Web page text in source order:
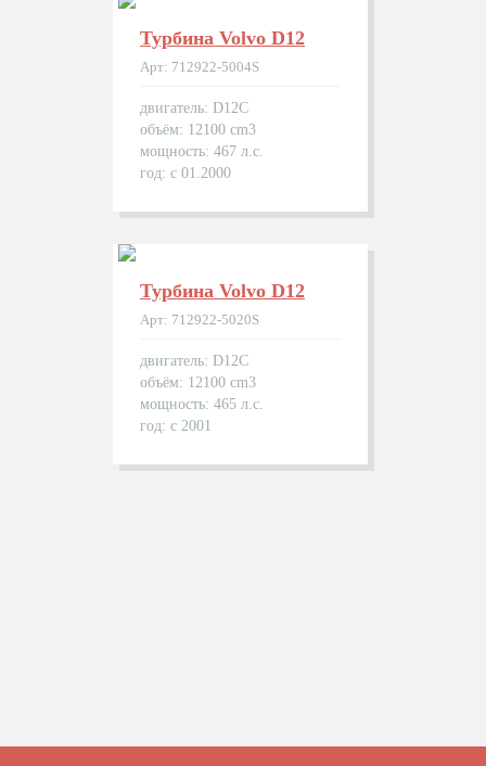
Турбина Volvo D12
Арт: 712922-5004S
двигатель: D12C
объём: 12100 cm3
мощность: 467 л.с.
год: с 01.2000
Турбина Volvo D12
Арт: 712922-5020S
двигатель: D12C
объём: 12100 cm3
мощность: 465 л.с.
год: с 2001